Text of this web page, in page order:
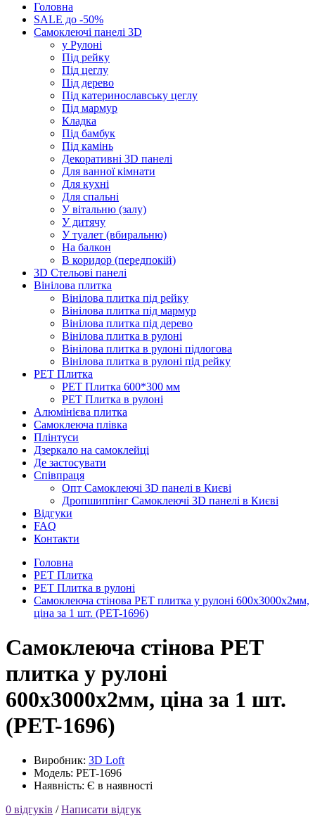
Головна
SALE до -50%
Самоклеючі панелі 3D
у Рулоні
Під рейку
Під цеглу
Під дерево
Під катеринославську цеглу
Під мармур
Кладка
Під бамбук
Під камінь
Декоративні 3D панелі
Для ванної кімнати
Для кухні
Для спальні
У вітальню (залу)
У дитячу
У туалет (вбиральню)
На балкон
В коридор (передпокій)
3D Стельові панелі
Вінілова плитка
Вінілова плитка під рейку
Вінілова плитка під мармур
Вінілова плитка під дерево
Вінілова плитка в рулоні
Вінілова плитка в рулоні підлогова
Вінілова плитка в рулоні під рейку
PET Плитка
PET Плитка 600*300 мм
PET Плитка в рулоні
Алюмінієва плитка
Самоклеюча плівка
Плінтуси
Дзеркало на самоклейці
Де застосувати
Співпраця
Опт Самоклеючі 3D панелі в Києві
Дропшиппінг Самоклеючі 3D панелі в Києві
Відгуки
FAQ
Контакти
Головна
PET Плитка
PET Плитка в рулоні
Самоклеюча стінова PET плитка у рулоні 600х3000х2мм,
ціна за 1 шт. (PET-1696)
Самоклеюча стінова PET
плитка у рулоні
600х3000х2мм, ціна за 1 шт.
(PET-1696)
Виробник: 3D Loft
Модель: PET-1696
Наявність: Є в наявності
0 відгуків /Написати відгук